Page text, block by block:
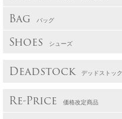
Bag バッグ
Shoes シューズ
Deadstock デッドストック
Re-Price 価格改定商品